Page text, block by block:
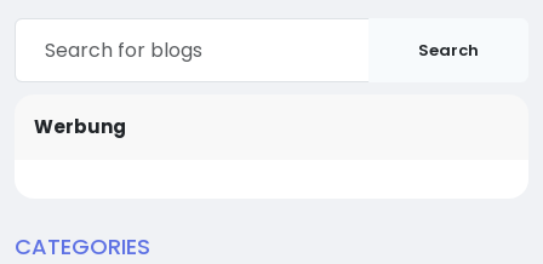
Search
Werbung
CATEGORIES